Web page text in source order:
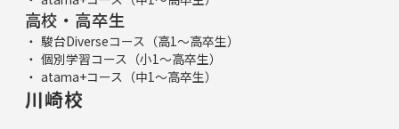
高校・高卒生
駿台Diverseコース（高1～高卒生）
個別学習コース（小1～高卒生）
atama+コース（中1～高卒生）
川崎校